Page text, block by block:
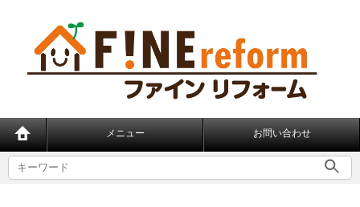
メニュー お問い合わせ